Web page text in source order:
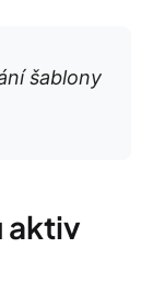
šablony
aktiv